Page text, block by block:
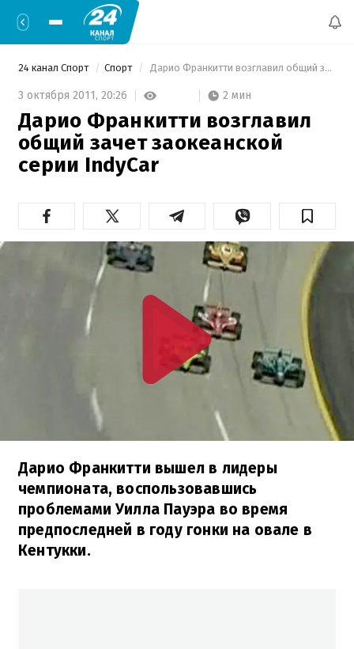
24 канал Спорт Спорт Дарио Франкитти возглавил общий зачет заокеанской серии IndyCar
3 октября 2011, 20:26 2 мин
Дарио Франкитти возглавил
общий зачет заокеанской
серии IndyCar
Дарио Франкитти вышел в лидеры
чемпионата, воспользовавшись
проблемами Уилла Пауэра во время
предпоследней в году гонки на овале в
Кентукки.